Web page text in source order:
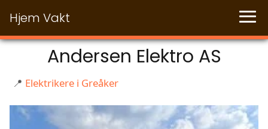
Hjem Vakt
Andersen Elektro AS
📍 Elektrikere i Greåker